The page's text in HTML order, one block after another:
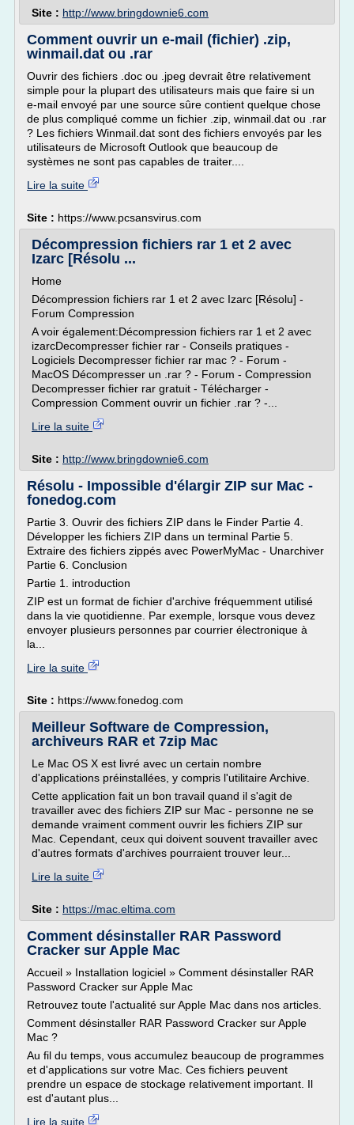
Site : http://www.bringdownie6.com
Comment ouvrir un e-mail (fichier) .zip,
winmail.dat ou .rar
Ouvrir des fichiers .doc ou .jpeg devrait être relativement
simple pour la plupart des utilisateurs mais que faire si un
e-mail envoyé par une source sûre contient quelque chose
de plus compliqué comme un fichier .zip, winmail.dat ou .rar
? Les fichiers Winmail.dat sont des fichiers envoyés par les
utilisateurs de Microsoft Outlook que beaucoup de
systèmes ne sont pas capables de traiter....
Lire la suite
Site : https://www.pcsansvirus.com
Décompression fichiers rar 1 et 2 avec
Izarc [Résolu ...
Home
Décompression fichiers rar 1 et 2 avec Izarc [Résolu] -
Forum Compression
A voir également:Décompression fichiers rar 1 et 2 avec
izarcDecompresser fichier rar - Conseils pratiques -
Logiciels Decompresser fichier rar mac ? - Forum -
MacOS Décompresser un .rar ? - Forum - Compression
Decompresser fichier rar gratuit - Télécharger -
Compression Comment ouvrir un fichier .rar ? -...
Lire la suite
Site : http://www.bringdownie6.com
Résolu - Impossible d'élargir ZIP sur Mac -
fonedog.com
Partie 3. Ouvrir des fichiers ZIP dans le Finder Partie 4.
Développer les fichiers ZIP dans un terminal Partie 5.
Extraire des fichiers zippés avec PowerMyMac - Unarchiver
Partie 6. Conclusion
Partie 1. introduction
ZIP est un format de fichier d'archive fréquemment utilisé
dans la vie quotidienne. Par exemple, lorsque vous devez
envoyer plusieurs personnes par courrier électronique à
la...
Lire la suite
Site : https://www.fonedog.com
Meilleur Software de Compression,
archiveurs RAR et 7zip Mac
Le Mac OS X est livré avec un certain nombre
d'applications préinstallées, y compris l'utilitaire Archive.
Cette application fait un bon travail quand il s'agit de
travailler avec des fichiers ZIP sur Mac - personne ne se
demande vraiment comment ouvrir les fichiers ZIP sur
Mac. Cependant, ceux qui doivent souvent travailler avec
d'autres formats d'archives pourraient trouver leur...
Lire la suite
Site : https://mac.eltima.com
Comment désinstaller RAR Password
Cracker sur Apple Mac
Accueil » Installation logiciel » Comment désinstaller RAR
Password Cracker sur Apple Mac
Retrouvez toute l'actualité sur Apple Mac dans nos articles.
Comment désinstaller RAR Password Cracker sur Apple
Mac ?
Au fil du temps, vous accumulez beaucoup de programmes
et d'applications sur votre Mac. Ces fichiers peuvent
prendre un espace de stockage relativement important. Il
est d'autant plus...
Lire la suite